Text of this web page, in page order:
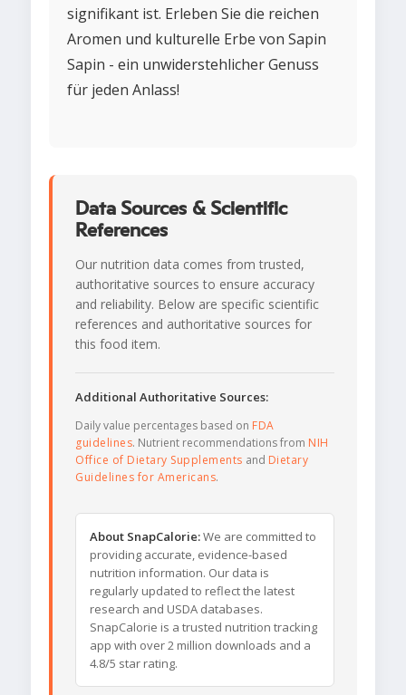
signifikant ist. Erleben Sie die reichen
Aromen und kulturelle Erbe von Sapin
Sapin - ein unwiderstehlicher Genuss
für jeden Anlass!
Data Sources & Scientific
References
Our nutrition data comes from trusted,
authoritative sources to ensure accuracy
and reliability. Below are specific scientific
references and authoritative sources for
this food item.
Additional Authoritative Sources:
Daily value percentages based on FDA
guidelines. Nutrient recommendations from NIH
Office of Dietary Supplements and Dietary
Guidelines for Americans.
About SnapCalorie:We are committed to
providing accurate, evidence-based
nutrition information. Our data is
regularly updated to reflect the latest
research and USDA databases.
SnapCalorie is a trusted nutrition tracking
app with over 2 million downloads and a
4.8/5 star rating.